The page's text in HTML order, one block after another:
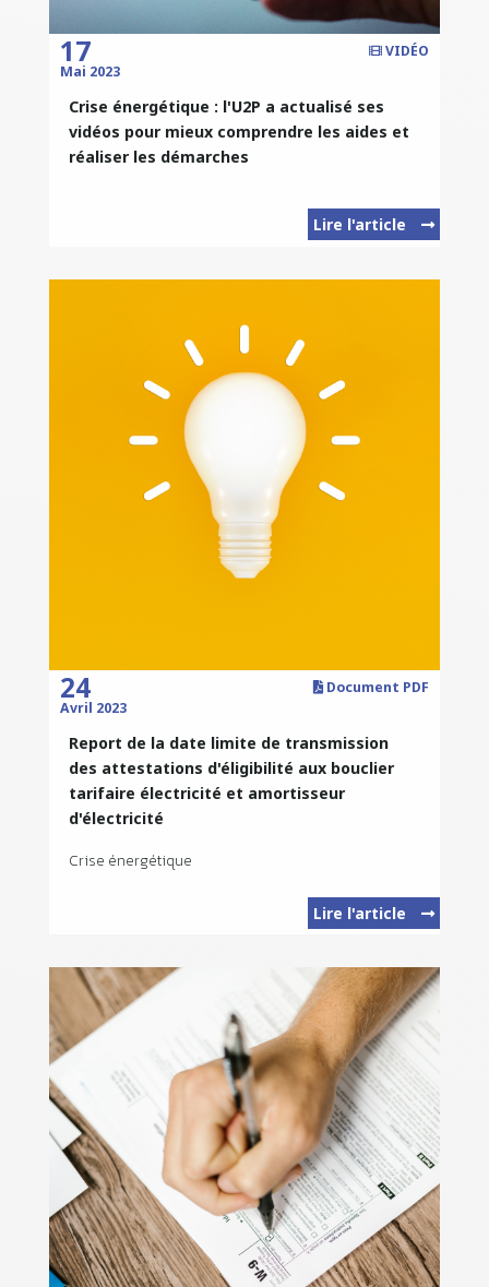
VIDÉO
17
Mai 2023
Crise énergétique : l'U2P a actualisé ses
vidéos pour mieux comprendre les aides et
réaliser les démarches
Lire l'article
Document PDF
24
Avril 2023
Report de la date limite de transmission
des attestations d'éligibilité aux bouclier
tarifaire électricité et amortisseur
d'électricité
Crise énergétique
Lire l'article